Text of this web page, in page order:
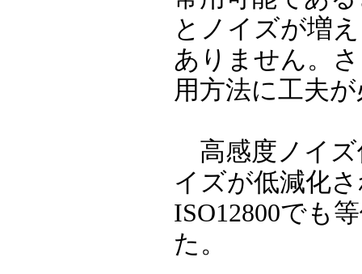
とノイズが増
ありません。
用方法に工夫
高感度ノイズ
イズが低減化
ISO12800でも
た。